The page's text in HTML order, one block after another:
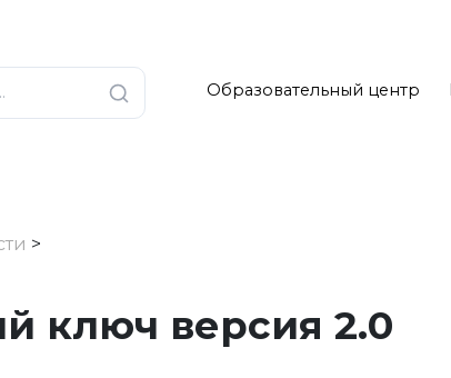
Образовательный центр
>
ключ версия 2.0